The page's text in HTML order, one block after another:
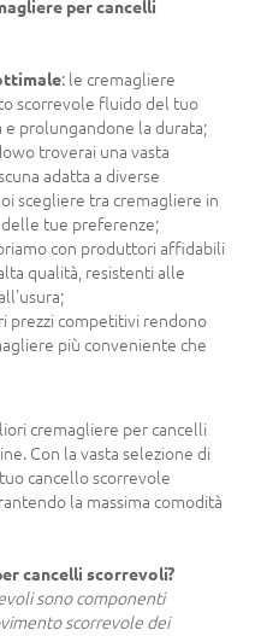
per cancelli
: le cremagliere
scorrevole fluido del tuo
e prolungandone la durata;
troverai una vasta
adatta a diverse
scegliere tra cremagliere in
delle tue preferenze;
con produttori affidabili
qualità, resistenti alle
prezzi competitivi rendono
più conveniente che
cremagliere per cancelli
Con la vasta selezione di
cancello scorrevole
la massima comodità
cancelli scorrevoli?
sono componenti
scorrevole dei